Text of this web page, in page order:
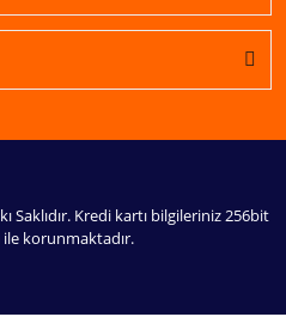
Saklıdır. Kredi kartı bilgileriniz 256bit
ile korunmaktadır.